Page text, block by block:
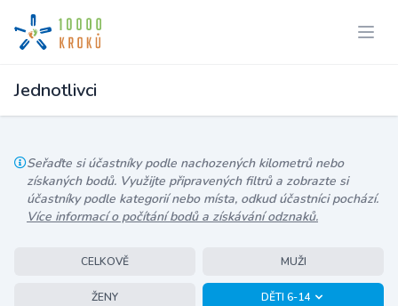
Jednotlivci
Seřaďte si účastníky podle nachozených kilometrů nebo
získaných bodů. Využijte připravených filtrů a zobrazte si
účastníky podle kategorií nebo místa, odkud účastníci pochází.
Více informací o počítání bodů a získávání odznaků.
CELKOVĚ MUŽI
ŽENY DĚTI 6-14